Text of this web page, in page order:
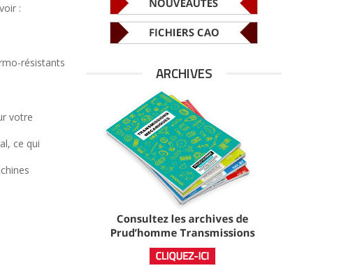
:
résistants
votre
ce qui
ARCHIVES